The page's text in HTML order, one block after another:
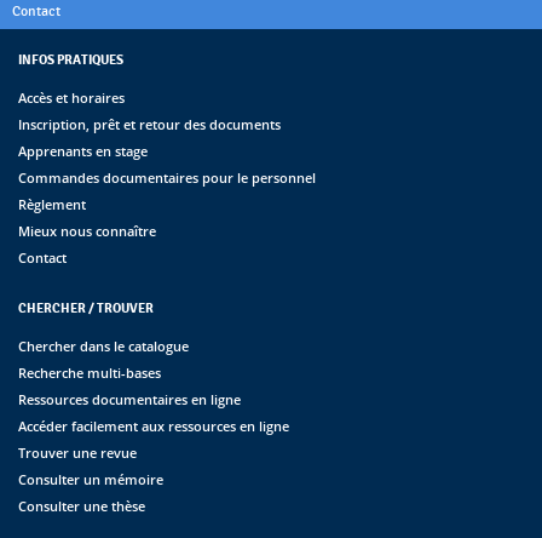
Contact
INFOS PRATIQUES
Accès et horaires
Inscription, prêt et retour des documents
Apprenants en stage
Commandes documentaires pour le personnel
Règlement
Mieux nous connaître
Contact
CHERCHER / TROUVER
Chercher dans le catalogue
Recherche multi-bases
Ressources documentaires en ligne
Accéder facilement aux ressources en ligne
Trouver une revue
Consulter un mémoire
Consulter une thèse